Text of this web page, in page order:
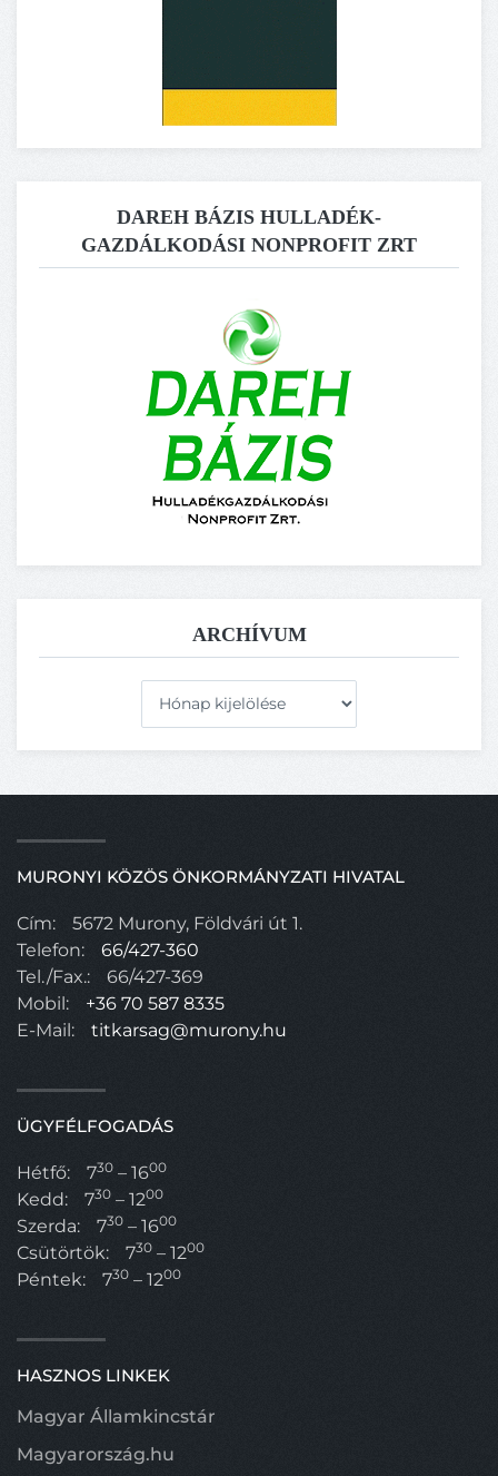
DAREH BÁZIS HULLADÉK-
GAZDÁLKODÁSI NONPROFIT ZRT
ARCHÍVUM
Archívum
MURONYI KÖZÖS ÖNKORMÁNYZATI HIVATAL
Cím:
5672 Murony, Földvári út 1.
Telefon:
66/427-360
Tel./Fax.:
66/427-369
Mobil:
+36 70 587 8335
E-Mail:
titkarsag@murony.hu
ÜGYFÉLFOGADÁS
Hétfő: 730 – 1600
Kedd: 730 – 1200
Szerda: 730 – 1600
Csütörtök: 730 – 1200
Péntek: 730 – 1200
HASZNOS LINKEK
Magyar Államkincstár
Magyarország.hu